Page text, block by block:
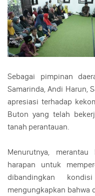
Sebagai pimpinan
Samarinda, Andi Harun,
apresiasi terhadap
Buton yang telah
tanah perantauan.
Menurutnya,
harapan untuk
dibandingkan
mengungkapkan bahwa